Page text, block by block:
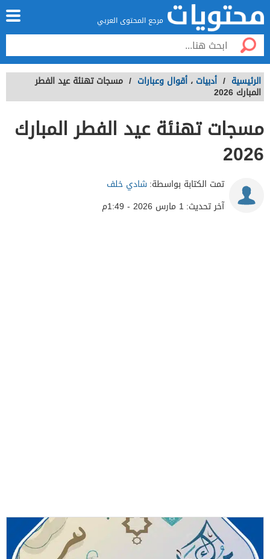
مرجع المحتوى العربي
الرئيسية / أدبيات ، أقوال وعبارات / مسجات تهنئة عيد الفطر
المبارك 2026
مسجات تهنئة عيد الفطر المبارك
2026
تمت الكتابة بواسطة:شادي خلف
آخر تحديث: 1 مارس 2026 - 1:49م